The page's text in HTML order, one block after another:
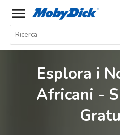
menu
Home
Esplora i
Africani -